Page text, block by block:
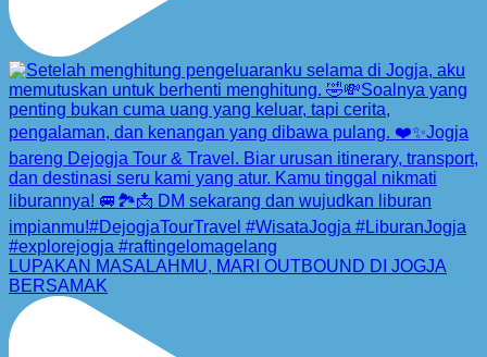
LUPAKAN MASALAHMU, MARI OUTBOUND DI JOGJA
BERSAMAK